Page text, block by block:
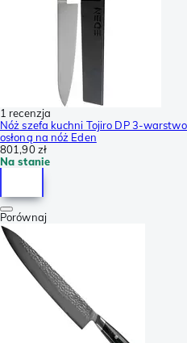
1 recenzja
Nóż szefa kuchni Tojiro DP 3-
osłoną na nóż Eden
801,90 zł
Na stanie
Porównaj